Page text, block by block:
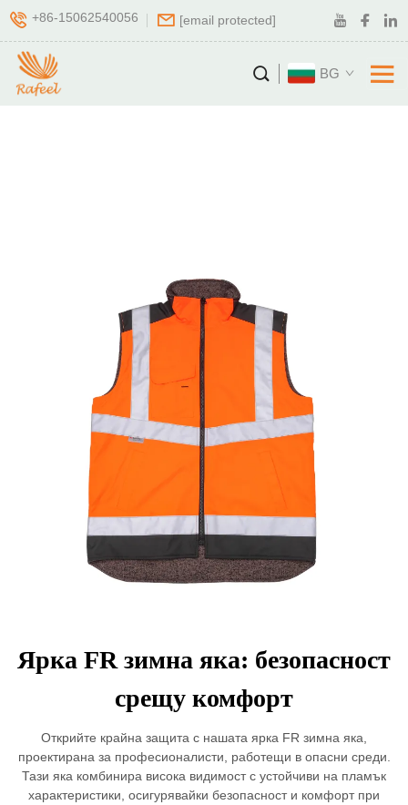
+86-15062540056 [email protected]
BG
Ярка FR зимна яка: безопасност
срещу комфорт
Открийте крайна защита с нашата ярка FR зимна яка,
проектирана за професионалисти, работещи в опасни среди.
Тази яка комбинира висока видимост с устойчиви на пламък
характеристики, осигурявайки безопасност и комфорт при